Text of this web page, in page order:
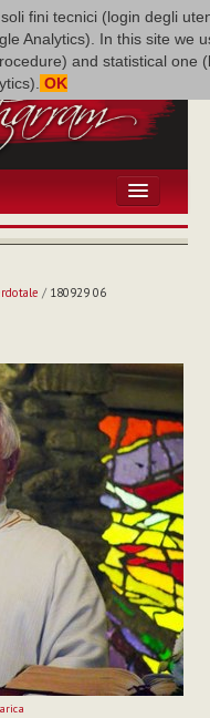
fini tecnici (login degli
Analytics). In this site we
and statistical one
OK
/ 180929 06